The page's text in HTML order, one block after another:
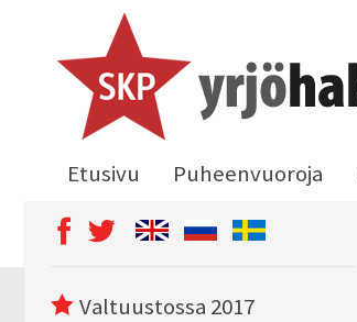
Etusivu Puheenvuoroja
Valtuustossa 2017